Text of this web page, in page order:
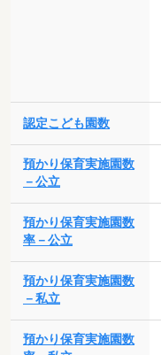
認定こども園数
預かり保育実施園数
－公立
預かり保育実施園数
率－公立
預かり保育実施園数
－私立
預かり保育実施園数